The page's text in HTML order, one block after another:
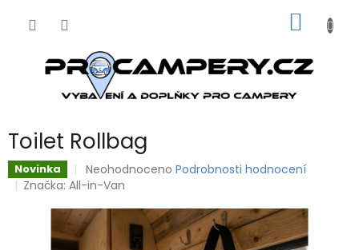
KOŠÍK
Toilet Rollbag
Novinka
Průměrné
hodnocení
je
0,0
Neohodnoceno Podrobnosti hodnocení
Značka:All-in-Van